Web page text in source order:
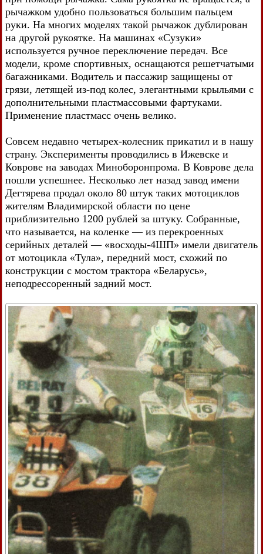
рычажком удобно пользоваться большим пальцем
руки. На многих моделях такой рычажок дублирован
на другой рукоятке. На машинах «Сузуки»
используется ручное переключение передач. Все
модели, кроме спортивных, оснащаются решетчатыми
багажниками. Водитель и пассажир защищены от
грязи, летящей из-под колес, элегантными крыльями с
дополнительными пластмассовыми фартуками.
Применение пластмасс очень велико.
Совсем недавно четырех-колесник прикатил и в нашу
страну. Эксперименты проводились в Ижевске и
Коврове на заводах Миноборонпрома. В Коврове дела
пошли успешнее. Несколько лет назад завод имени
Дегтярева продал около 80 штук таких мотоциклов
жителям Владимирской области по цене
приблизительно 1200 рублей за штуку. Собранные,
что называется, на коленке — из перекроенных
серийных деталей — «восходы-4ШП» имели двигатель
от мотоцикла «Тула», передний мост, схожий по
конструкции с мостом трактора «Беларусь»,
неподрессоренный задний мост.